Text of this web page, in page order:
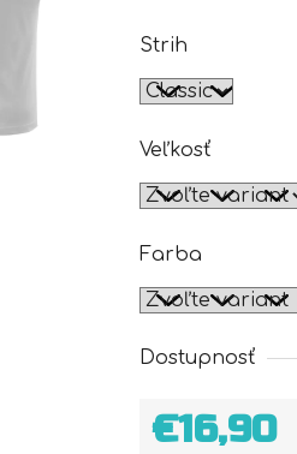
Strih
Veľkosť
Farba
Dostupnosť
€16,90